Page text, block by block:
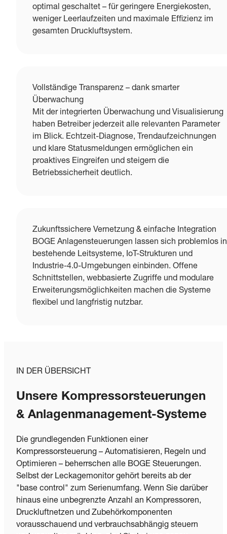
optimal geschaltet – für geringere Energiekosten,
weniger Leerlaufzeiten und maximale Effizienz im
gesamten Druckluftsystem.
Vollständige Transparenz – dank smarter
Überwachung
Mit der integrierten Überwachung und Visualisierung
haben Betreiber jederzeit alle relevanten Parameter
im Blick. Echtzeit-Diagnose, Trendaufzeichnungen
und klare Statusmeldungen ermöglichen ein
proaktives Eingreifen und steigern die
Betriebssicherheit deutlich.
Zukunftssichere Vernetzung & einfache Integration
BOGE Anlagensteuerungen lassen sich problemlos in
bestehende Leitsysteme, IoT-Strukturen und
Industrie-4.0-Umgebungen einbinden. Offene
Schnittstellen, webbasierte Zugriffe und modulare
Erweiterungsmöglichkeiten machen die Systeme
flexibel und langfristig nutzbar.
IN DER ÜBERSICHT
Unsere Kompressorsteuerungen
& Anlagenmanagement-Systeme
Die grundlegenden Funktionen einer
Kompressorsteuerung – Automatisieren, Regeln und
Optimieren – beherrschen alle BOGE Steuerungen.
Selbst der Leckagemonitor gehört bereits ab der
"base control" zum Serienumfang. Wenn Sie darüber
hinaus eine unbegrenzte Anzahl an Kompressoren,
Druckluftnetzen und Zubehörkomponenten
vorausschauend und verbrauchsabhängig steuern